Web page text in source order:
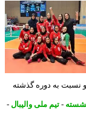
به دوره گذشته
-تیم ملی والیبال-